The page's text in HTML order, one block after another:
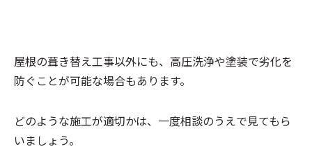
屋根の葺き替え工事以外にも、高圧洗浄や塗装で劣化を
防ぐことが可能な場合もあります。
どのような施工が適切かは、一度相談のうえで見てもら
いましょう。